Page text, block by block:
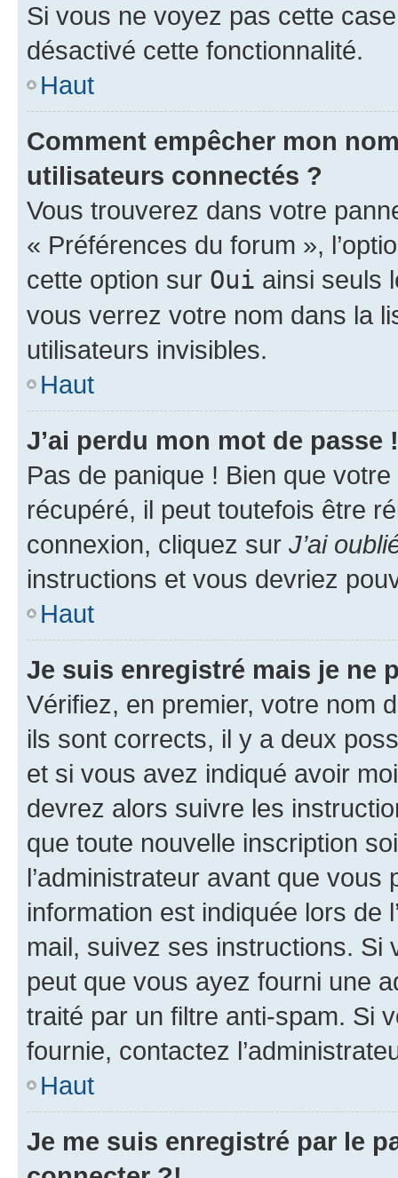
Si vous ne voyez pas cette
désactivé cette fonctionnalité.
Haut
Comment empêcher mon
utilisateurs connectés ?
Vous trouverez dans votre
« Préférences du forum »,
cette option sur Oui ainsi seuls
vous verrez votre nom dans la
utilisateurs invisibles.
Haut
J’ai perdu mon mot de passe !
Pas de panique ! Bien que
récupéré, il peut toutefois être
connexion, cliquez sur J’ai
instructions et vous devriez
Haut
Je suis enregistré mais je ne
Vérifiez, en premier, votre nom
ils sont corrects, il y a deux
et si vous avez indiqué avoir
devrez alors suivre les
que toute nouvelle inscription
l’administrateur avant que
information est indiquée lors de
mail, suivez ses instructions. Si
peut que vous ayez fourni une
traité par un filtre anti-spam. Si
fournie, contactez
Haut
Je me suis enregistré par le